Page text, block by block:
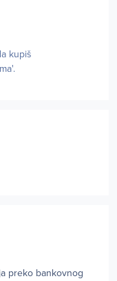
kupiš
preko bankovnog